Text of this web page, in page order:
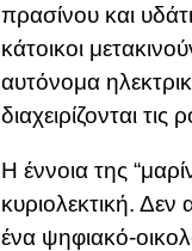
πρασίνου και
κάτοικοι
αυτόνομα
διαχειρίζονται
Η έννοια της
κυριολεκτική. Δεν
ένα ψηφιακό-